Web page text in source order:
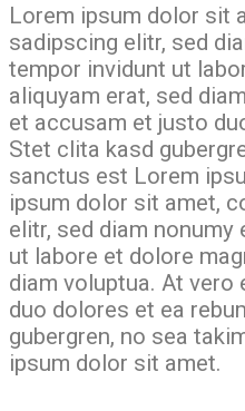
Lorem ipsum dolor sit
sadipscing elitr, sed
tempor invidunt ut
aliquyam erat, sed
et accusam et justo
Stet clita kasd
sanctus est Lorem
ipsum dolor sit amet,
elitr, sed diam
ut labore et dolore
diam voluptua. At
duo dolores et ea
gubergren, no sea
ipsum dolor sit amet.